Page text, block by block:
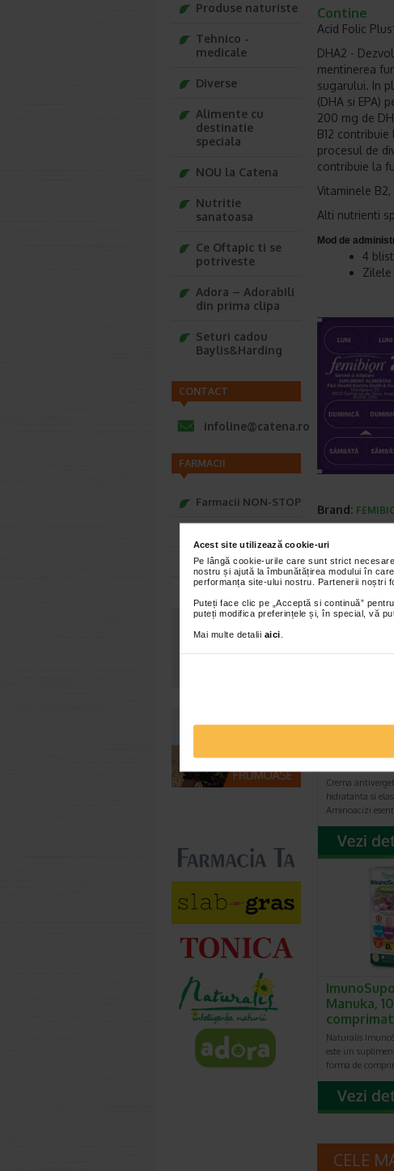
Acest site utilizează cookie-uri
Pe lângă cookie-urile care sunt strict
nostru și ajută la îmbunătățirea modului în
performanța site-ului nostru. Partenerii noștri
Puteți face clic pe „Acceptă si continuă”
puteți modifica preferințele și, în special, vă
Mai multe detalii aici
Contine
Acid Folic
DHA2 -
mentinerea
sugarului. In
(DHA si EPA)
200 mg de
B12
procesul de
contribuie la
Vitaminele B2,
Alti nutrienti
Mod de
4
Brand:
VEZI
Al 2-lea la
Crema
hidratanta si
Aminoacizi
Manuka, 10
Naturalis
este un
forma de
CELE
Produse naturiste
Tehnico -
medicale
Diverse
Alimente cu
destinatie
speciala
NOU la Catena
Nutritie
sanatoasa
Ce Oftapic ti se
potriveste
Adora – Adorabili
din prima clipa
Seturi cadou
Baylis&Harding
CONTACT
infoline@catena.ro
FARMACII
Farmacii NON-STOP
Toate farmaciile